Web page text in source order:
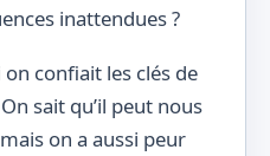
inattendues ?
on confiait les clés de
sait qu’il peut nous
on a aussi peur